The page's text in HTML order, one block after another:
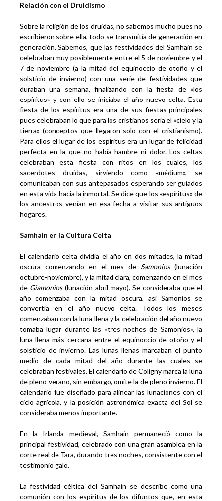
Relación con el Druidismo
Sobre la religión de los druidas, no sabemos mucho pues no
escribieron sobre ella, todo se transmitía de generación en
generación. Sabemos, que las festividades del Samhain se
celebraban muy posiblemente entre el 5 de noviembre y el
7 de noviembre (a la mitad del equinoccio de otoño y el
solsticio de invierno) con una serie de festividades que
duraban una semana, finalizando con la fiesta de «los
espíritus» y con ello se iniciaba el año nuevo celta. Esta
fiesta de los espíritus era una de sus fiestas principales
pues celebraban lo que para los cristianos sería el «cielo y la
tierra» (conceptos que llegaron solo con el cristianismo).
Para ellos el lugar de los espíritus era un lugar de felicidad
perfecta en la que no había hambre ni dolor. Los celtas
celebraban esta fiesta con ritos en los cuales, los
sacerdotes druidas, sirviendo como «médium», se
comunicaban con sus antepasados esperando ser guiados
en esta vida hacia la inmortal. Se dice que los «espíritus» de
los ancestros venían en esa fecha a visitar sus antiguos
hogares.
Samhain en la Cultura Celta
El calendario celta dividía el año en dos mitades, la mitad
oscura comenzando en el mes de Samonios(lunación
octubre-noviembre), y la mitad clara, comenzando en el mes
de Giamonios(lunación abril-mayo). Se consideraba que el
año comenzaba con la mitad oscura, así Samonios se
convertía en el año nuevo celta. Todos los meses
comenzaban con la luna llena y la celebración del año nuevo
tomaba lugar durante las «tres noches de Samonios», la
luna llena más cercana entre el equinoccio de otoño y el
solsticio de invierno. Las lunas llenas marcaban el punto
medio de cada mitad del año durante las cuales se
celebraban festivales. El calendario de Coligny marca la luna
de pleno verano, sin embargo, omite la de pleno invierno. El
calendario fue diseñado para alinear las lunaciones con el
ciclo agrícola, y la posición astronómica exacta del Sol se
consideraba menos importante.
En la Irlanda medieval, Samhain permaneció como la
principal festividad, celebrado con una gran asamblea en la
corte real de Tara, durando tres noches, consistente con el
testimonio galo.
La festividad céltica del Samhain se describe como una
comunión con los espíritus de los difuntos que, en esta